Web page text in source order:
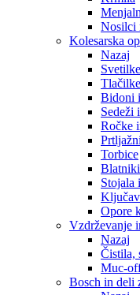
Nosilci
Kolesarska
Nazaj
Tlačilke
Bidoni
Sedeži
Ročke
Torbice
Blatniki
Stojala
Opore
Vzdrževanje
Nazaj
Čistila,
Muc-
Bosch in deli